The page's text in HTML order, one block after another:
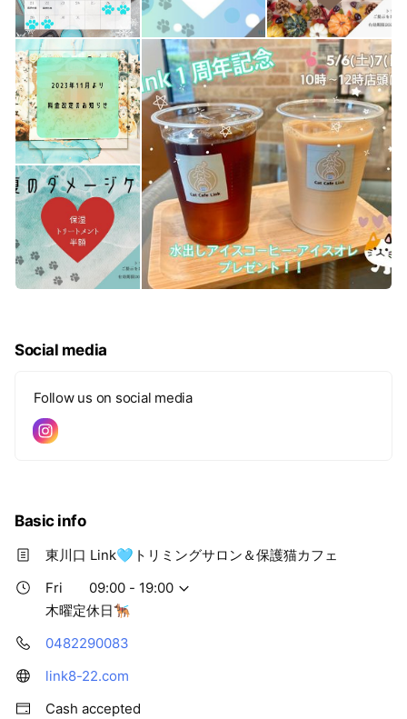
Social media
Follow us on social media
Basic info
東川口 Link️🩵トリミングサロン＆保護猫カフェ
Fri
09:00 - 19:00
木曜定休日🐕‍🦺
0482290083
link8-22.com
Cash accepted